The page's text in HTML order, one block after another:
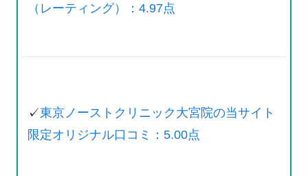
（レーティング）：4.97点
✓東京ノーストクリニック大宮院の当サイト
限定オリジナル口コミ：5.00点